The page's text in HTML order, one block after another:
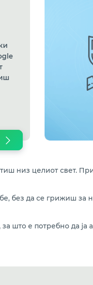
низ целиот свет.
без да се грижиш
што е потребно да ја